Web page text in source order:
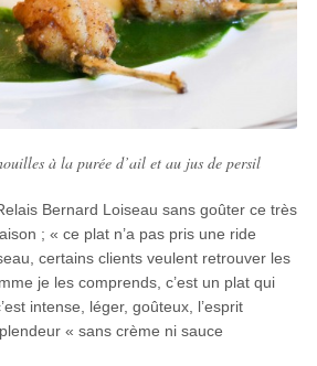
à la purée d’ail et au jus de persil
Bernard Loiseau sans goûter ce très
; « ce plat n’a pas pris une ride
certains clients veulent retrouver les
je les comprends, c’est un plat qui
intense, léger, goûteux, l’esprit
« sans crème ni sauce